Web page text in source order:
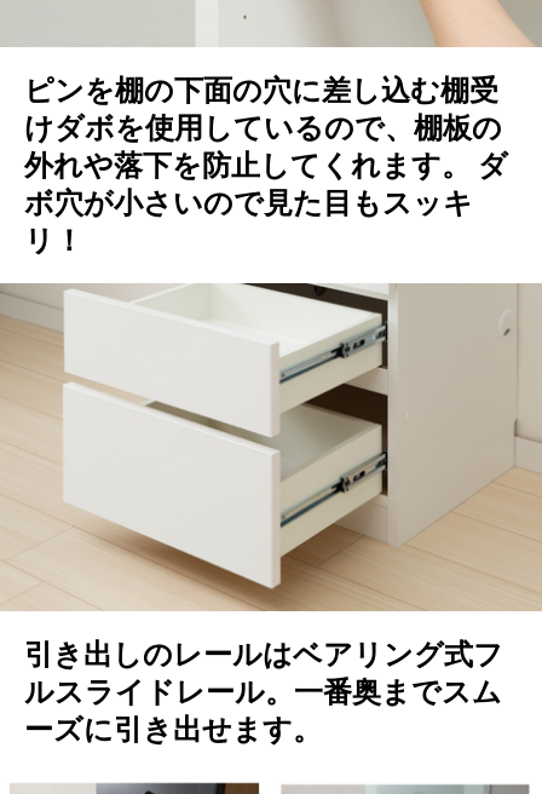
ピンを棚の下面の穴に差し込む棚受
けダボを使用しているので、棚板の
外れや落下を防止してくれます。 ダ
ボ穴が小さいので見た目もスッキ
リ！
引き出しのレールはベアリング式フ
ルスライドレール。一番奥までスム
ーズに引き出せます。